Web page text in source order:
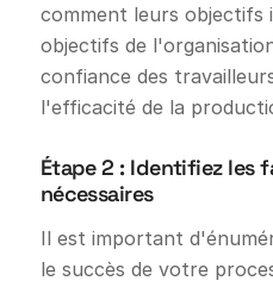
comment leurs objectifs
objectifs de
confiance des
l'efficacité de la
Étape 2 : Identifiez les
nécessaires
Il est important
le succès de votre